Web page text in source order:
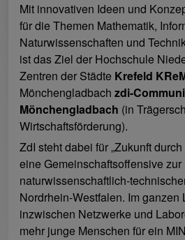
Mit innovativen Ideen und
für die Themen Mathematik,
Naturwissenschaften und
ist das Ziel der Hochschule
Zentren der Städte Krefeld
Mönchengladbach zdi-
Mönchengladbach (in
Wirtschaftsförderung).
ZdI steht dabei für „Zukunft
eine Gemeinschaftsoffensive
naturwissenschaftlich-
Nordrhein-Westfalen. Im ganzen
inzwischen Netzwerke und
mehr junge Menschen für ein